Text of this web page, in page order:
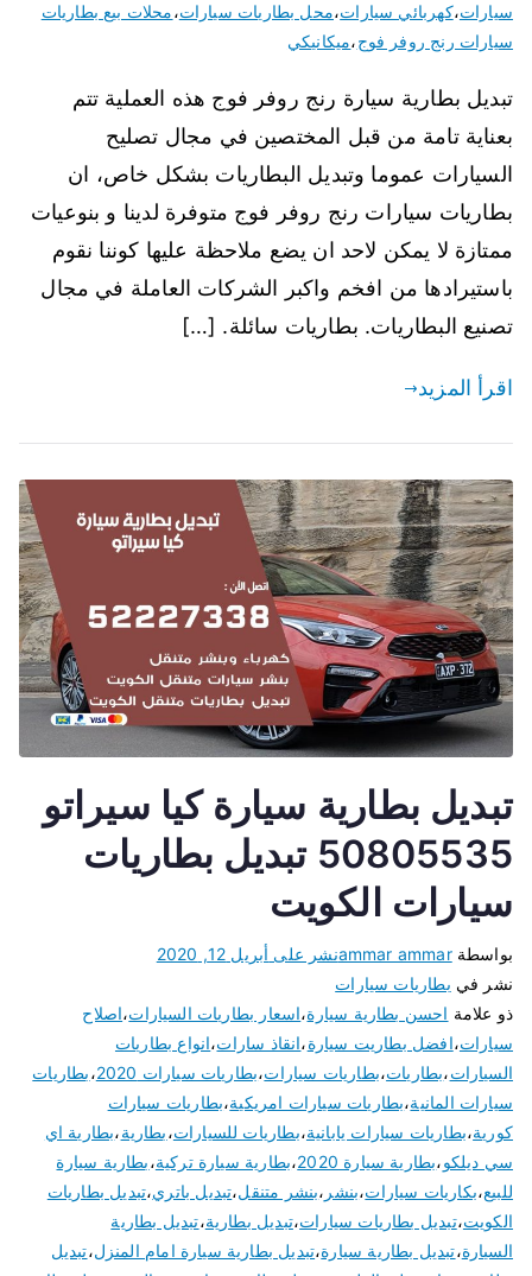
سيارات،كهربائي سيارات،محل بطاريات سيارات،محلات بيع بطاريات
سيارات رنج روفر فوج،ميكانيكي
تبديل بطارية سيارة رنج روفر فوج هذه العملية تتم
بعناية تامة من قبل المختصين في مجال تصليح
السيارات عموما وتبديل البطاريات بشكل خاص، ان
بطاريات سيارات رنج روفر فوج متوفرة لدينا و بنوعيات
ممتازة لا يمكن لاحد ان يضع ملاحظة عليها كوننا نقوم
باستيرادها من افخم واكبر الشركات العاملة في مجال
تصنيع البطاريات. بطاريات سائلة. […]
اقرأ المزيد
تبديل بطارية سيارة كيا سيراتو
50805535 تبديل بطاريات
سيارات الكويت
بواسطةammar ammarنشر على أبريل 12, 2020
نشر في بطاريات سيارات
ذو علامة احسن بطارية سيارة،اسعار بطاريات السيارات،اصلاح
سيارات،افضل بطاريت سيارة،انقاذ سارات،انواع بطاريات
السيارات،بطاريات،بطاريات سيارات،بطاريات سيارات 2020 ،بطاريات
سيارات المانية،بطاريات سيارات امريكية،بطاريات سيارات
كورية،بطاريات سيارات يابانية،بطاريات للسيارات،بطارية،بطارية اي
سي ديلكو،بطارية سيارة 2020 ،بطارية سيارة تركية،بطارية سيارة
للبيع،بكاريات سيارات،بنشر ،بنشر متنقل،تبديل باتري،تبديل بطاريات
الكويت،تبديل بطاريات سيارات،تبديل بطارية،تبديل بطارية
السيارة،تبديل بطارية سيارة،تبديل بطارية سيارة امام المنزل،تبديل